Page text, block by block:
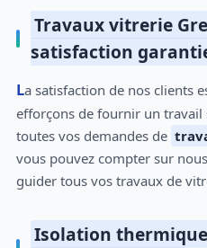
Travaux vitrerie
satisfaction
La satisfaction de nos clients est notre priorité. Nous nous
efforçons de fournir un travail
toutes vos demandes de
vous pouvez compter sur
guider tous vos travaux de
Isolation